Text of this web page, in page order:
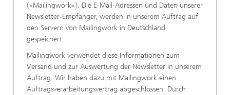
(»Mailingwork«). Die E-Mail-Adressen und Daten unserer
Newsletter-Empfänger, werden in unserem Auftrag auf
den Servern von Mailingwork in Deutschland
gespeichert.
Mailingwork verwendet diese Informationen zum
Versand und zur Auswertung der Newsletter in unserem
Auftrag. Wir haben dazu mit Mailingwork einen
Auftragsverarbeitungsvertrag abgeschlossen. Durch